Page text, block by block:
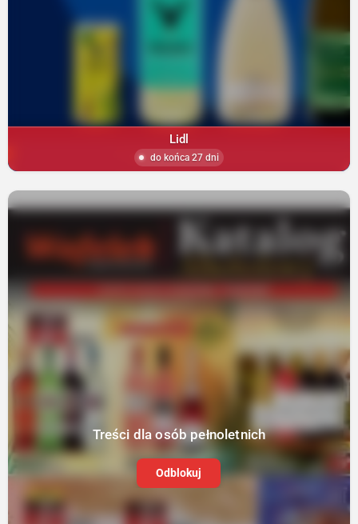
Lidl
do końca 27 dni
Treści dla osób pełnoletnich
Odblokuj